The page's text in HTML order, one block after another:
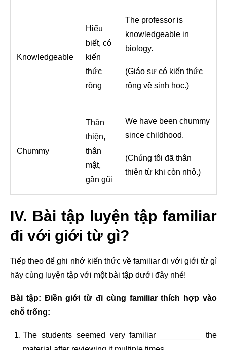
Knowledgeable
Hiểu
biết, có
kiến
thức
rộng
The professor is
knowledgeable in
biology.
(Giáo sư có kiến thức
rộng về sinh học.)
Chummy
Thân
thiện,
thân
mật,
gần gũi
We have been chummy
since childhood.
(Chúng tôi đã thân
thiện từ khi còn nhỏ.)
IV. Bài tập luyện tập familiar
đi với giới từ gì?
Tiếp theo để ghi nhớ kiến thức về familiar đi với giới từ gì
hãy cùng luyện tập với một bài tập dưới đây nhé!
Bài tập: Điền giới từ đi cùng familiar thích hợp vào
chỗ trống:
The students seemed very familiar _________ the